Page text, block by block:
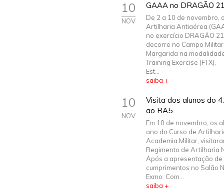
10
NOV
GAAA no DRAGÃO
De 2 a 10 de novembro,
Artilharia Antiaérea
no exercício DRAGÃO
decorre no Campo
Margarida na
Training Exercise (FTX).
Est...
saiba +
10
NOV
Visita dos alunos do
ao RA5
Em 10 de novembro, os
ano do Curso de
Academia Militar,
Regimento de Artilharia
Após a apresentação de
cumprimentos no Salão
Exmo. Com...
saiba +